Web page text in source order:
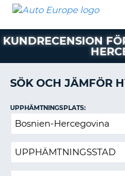
HYRBIL
HYRA
PARTNER
AUTO
EUROPE
HYRBIL
HYRA
HUSBIL
PARTNER
HJÄLP
BOKNING
KUNDRECENSION
SÖK OCH JÄMFÖR
Återlämna
annan
UPPHÄMTNINGSPLATS: